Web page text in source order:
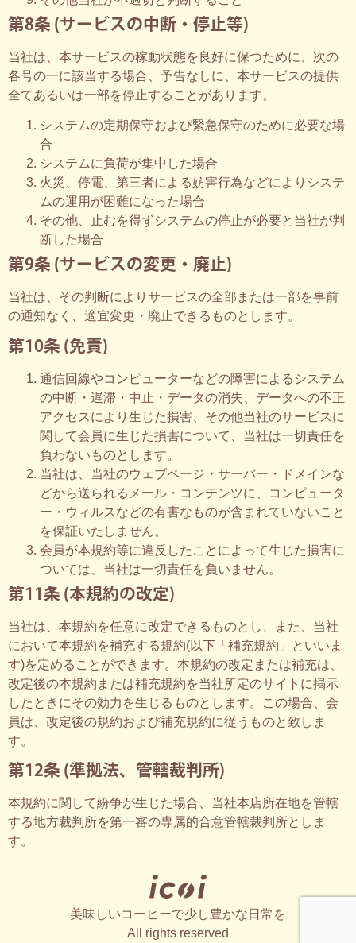
第8条 (サービスの中断・停止等)
当社は、本サービスの稼動状態を良好に保つために、次の
各号の一に該当する場合、予告なしに、本サービスの提供
全てあるいは一部を停止することがあります。
システムの定期保守および緊急保守のために必要な場
合
システムに負荷が集中した場合
火災、停電、第三者による妨害行為などによりシステ
ムの運用が困難になった場合
その他、止むを得ずシステムの停止が必要と当社が判
断した場合
第9条 (サービスの変更・廃止)
当社は、その判断によりサービスの全部または一部を事前
の通知なく、適宜変更・廃止できるものとします。
第10条 (免責)
通信回線やコンピューターなどの障害によるシステム
の中断・遅滞・中止・データの消失、データへの不正
アクセスにより生じた損害、その他当社のサービスに
関して会員に生じた損害について、当社は一切責任を
負わないものとします。
当社は、当社のウェブページ・サーバー・ドメインな
どから送られるメール・コンテンツに、コンピュータ
ー・ウィルスなどの有害なものが含まれていないこと
を保証いたしません。
会員が本規約等に違反したことによって生じた損害に
ついては、当社は一切責任を負いません。
第11条 (本規約の改定)
当社は、本規約を任意に改定できるものとし、また、当社
において本規約を補充する規約(以下「補充規約」といいま
す)を定めることができます。本規約の改定または補充は、
改定後の本規約または補充規約を当社所定のサイトに掲示
したときにその効力を生じるものとします。この場合、会
員は、改定後の規約および補充規約に従うものと致しま
す。
第12条 (準拠法、管轄裁判所)
本規約に関して紛争が生じた場合、当社本店所在地を管轄
する地方裁判所を第一審の専属的合意管轄裁判所としま
す。
美味しいコーヒーで少し豊かな日常を
All rights reserved